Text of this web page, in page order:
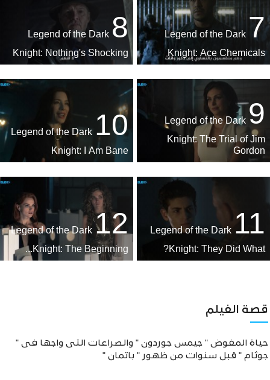
7
Legend of the Dark
Knight: Ace Chemicals
8
Legend of the Dark
Knight: Nothing's Shocking
9
Legend of the Dark
Knight: The Trial of Jim
Gordon
10
Legend of the Dark
Knight: I Am Bane
11
Legend of the Dark
Knight: They Did What?
12
Legend of the Dark
Knight: The Beginning...
قصة الفيلم
حياة المفوض " جيمس جوردون " والصراعات التى واجها فى "
جوثام " قبل سنوات من ظهور " باتمان "